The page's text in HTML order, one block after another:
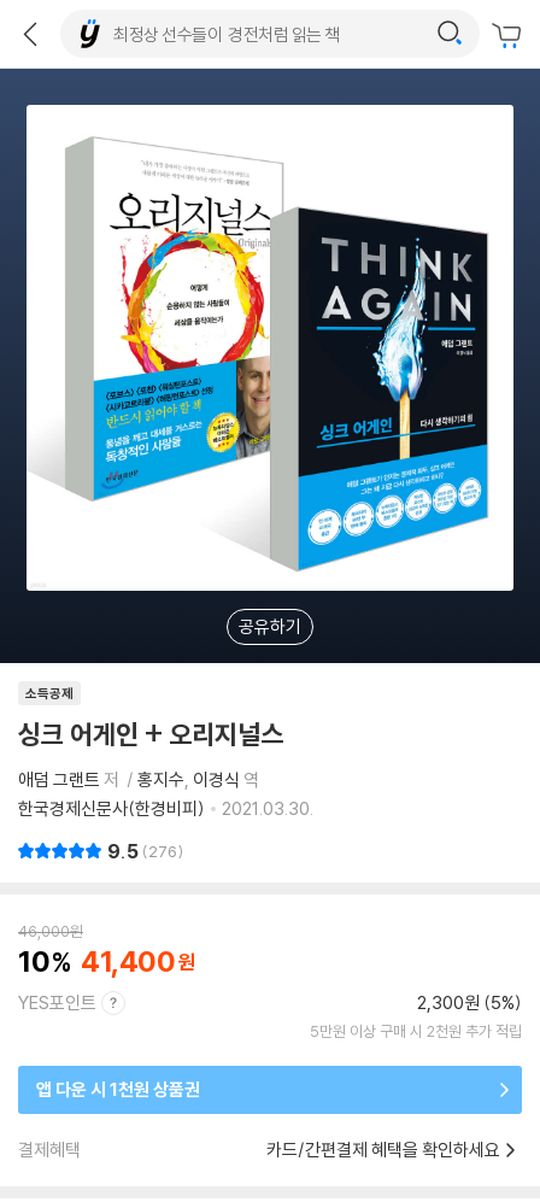
공유하기
소득공제
싱크 어게인 + 오리지널스
애덤 그랜트 저 홍지수 이경식 역
한국경제신문사(한경비피)
2021.03.30.
9.5 276
46,000원
10 41,400
YES포인트 2,300원 (5%)
5만원 이상 구매 시 2천원 추가 적립
앱 다운 시 1천원 상품권
결제혜택 카드/간편결제 혜택을 확인하세요